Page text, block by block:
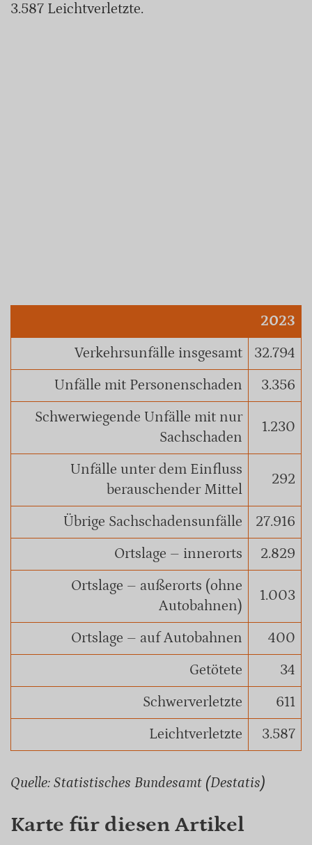
3.587 Leichtverletzte.
2023
Verkehrsunfälle insgesamt
32.794
Unfälle mit Personenschaden
3.356
Schwerwiegende Unfälle mit nur
Sachschaden
1.230
Unfälle unter dem Einfluss
berauschender Mittel
292
Übrige Sachschadensunfälle
27.916
Ortslage – innerorts
2.829
Ortslage – außerorts (ohne
Autobahnen)
1.003
Ortslage – auf Autobahnen
400
Getötete
34
Schwerverletzte
611
Leichtverletzte
3.587
Quelle: Statistisches Bundesamt (Destatis)
Karte für diesen Artikel